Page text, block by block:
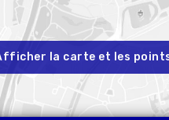
la carte et les